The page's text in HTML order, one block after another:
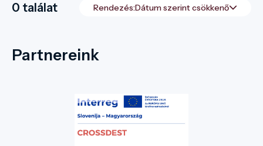
0 találat Rendezés:
Partnereink